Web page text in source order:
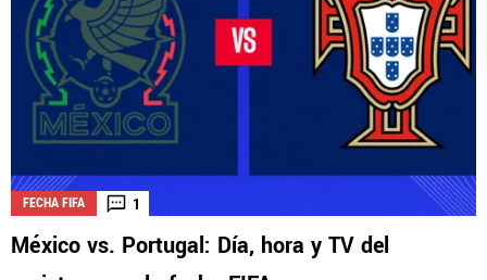
FECHA FIFA 1
México vs. Portugal: Día, hora y TV del